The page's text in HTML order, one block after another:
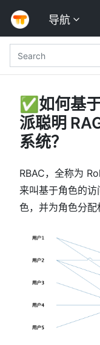
导航
✅如何基
派聪明
系统？
RBAC，全称为
来叫基于角色的
色，并为角色分配